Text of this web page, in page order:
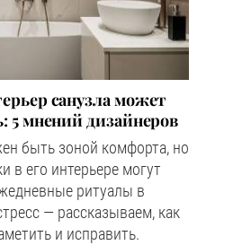
санузла может
5 мнений дизайнеров
быть зоной комфорта, но
в его интерьере могут
ритуалы в
— рассказываем, как
и исправить.